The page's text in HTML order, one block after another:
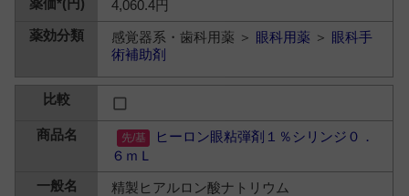
4,060.4円
感覚器系・歯科用薬 ＞ 眼科用薬 ＞ 眼科手
術補助剤
ヒーロン眼粘弾剤１％シリンジ０．
６ｍＬ
精製ヒアルロン酸ナトリウム